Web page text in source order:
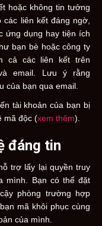
hoặc không tin tưởng
liên kết đáng ngờ,
ứng dụng hay tiện ích
bạn bè hoặc công ty
cả các liên kết trên
email. Lưu ý rằng
của bạn qua email.
tài khoản của bạn bị
mã độc (xem thêm).
đáng tin
trợ lấy lại quyền truy
mình. Bạn có thể đặt
phòng trường hợp
mã khôi phục cùng
của mình.